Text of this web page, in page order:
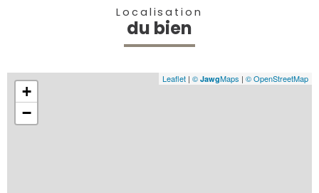
Localisation
du bien
+
−
Leaflet | © JawgMaps | © OpenStreetMap